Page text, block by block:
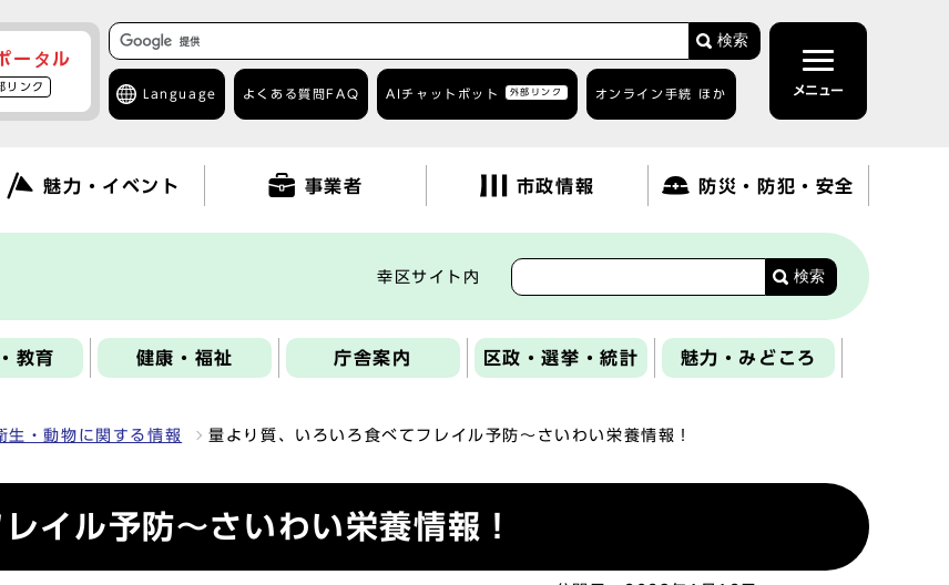
ータル
リンク
検索
Language よくある質問 FAQ AIチャットボット 外部リンク オンライン手続 ほか メニュー
魅力・イベント 事業者 市政情報 防災・防犯・安全
幸区サイト内 検索
教育 健康・福祉 庁舎案内 区政・選挙・統計 魅力・みどころ
生・動物に関する情報 量より質、いろいろ食べてフレイル予防～さいわい栄養情報！
イル予防～さいわい栄養情報！